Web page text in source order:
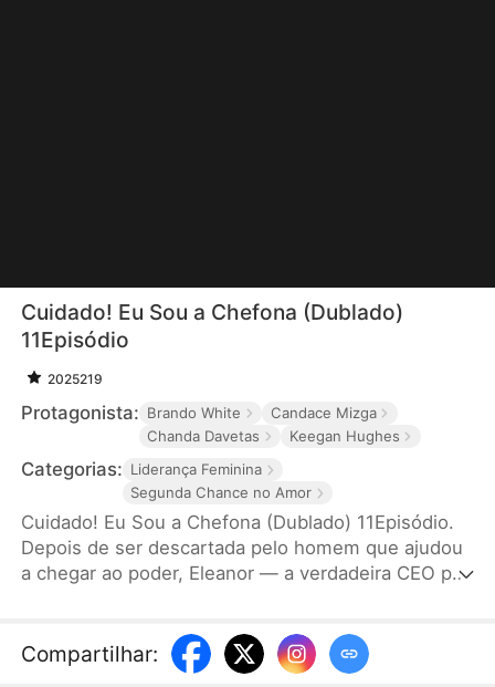
Cuidado! Eu Sou a Chefona (Dublado)
11Episódio
2025219
Protagonista: Brando White
Candace Mizga
Chanda Davetas
Keegan Hughes
Categorias: Liderança Feminina
Segunda Chance no Amor
Cuidado! Eu Sou a Chefona (Dublado) 11Episódio.
Depois de ser descartada pelo homem que ajudou
a chegar ao poder, Eleanor — a verdadeira CEO por
lhe propõe casamento, abalando as bases da alta
Compartilhar: